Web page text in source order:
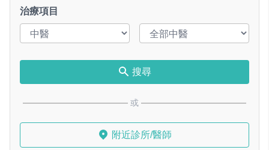
治療項目
搜尋
或
附近診所/醫師